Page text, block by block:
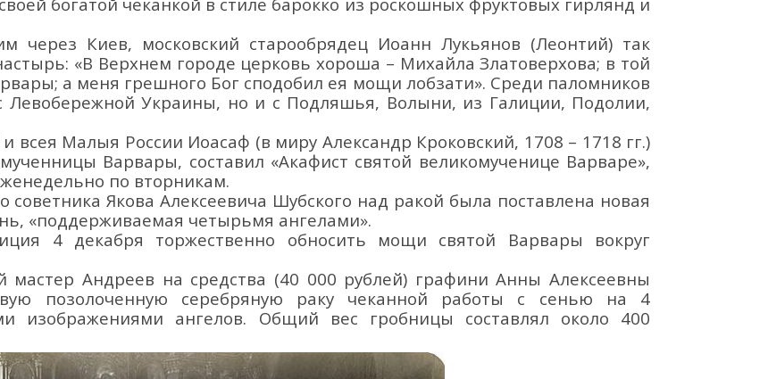
через Киев, московский старообрядец Иоанн Лукьянов (Леонтий) так
астырь: «В Верхнем городе церковь хороша – Михайла Златоверхова; в той
а меня грешного Бог сподобил ея мощи лобзати». Среди паломников
Украины, но и с Подляшья, Волыни, из Галиции, Подолии,
всея Малыя России Иоасаф (в миру Александр Кроковский, 1708 – 1718 гг.)
Варвары, составил «Акафист святой великомученице Варваре»,
по вторникам.
советникаЯковаАлексеевича Шубского над ракой была поставлена новая
«поддерживаемая четырьмя ангелами».
4 декабря торжественно обносить мощи святой Варвары вокруг
мастер Андреев на средства (40 000 рублей) графиниАнныАлексеевны
позолоченную серебряную раку чеканной работы с сенью на 4
изображениями ангелов. Общий вес гробницы составлял около 400